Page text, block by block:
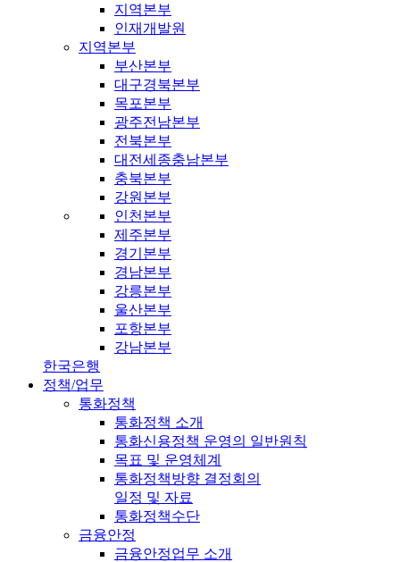
지역본부
인재개발원
지역본부
부산본부
대구경북본부
목포본부
광주전남본부
전북본부
대전세종충남본부
충북본부
강원본부
인천본부
제주본부
경기본부
경남본부
강릉본부
울산본부
포항본부
강남본부
한국은행
정책/업무
통화정책
통화정책 소개
통화신용정책 운영의 일반원칙
목표 및 운영체계
통화정책방향 결정회의
일정 및 자료
통화정책수단
금융안정
금융안정업무 소개